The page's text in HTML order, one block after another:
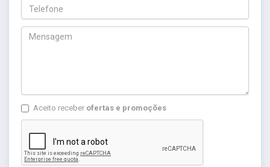
Aceito receber ofertas e promoções